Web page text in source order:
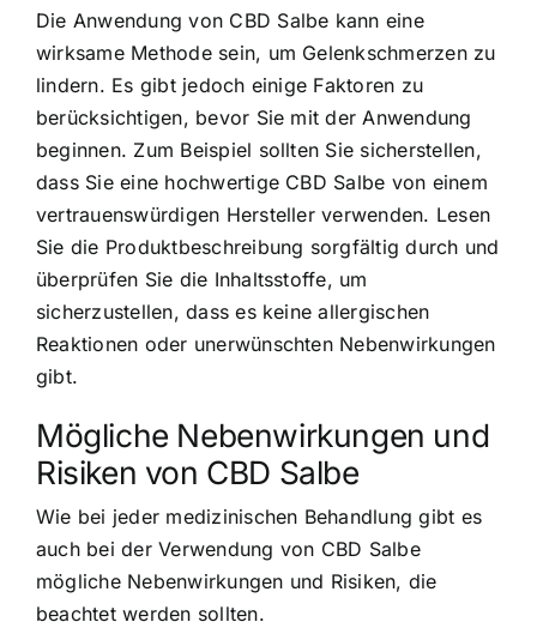
Die Anwendung von CBD Salbe kann eine
wirksame Methode sein, um Gelenkschmerzen zu
lindern. Es gibt jedoch einige Faktoren zu
berücksichtigen, bevor Sie mit der Anwendung
beginnen. Zum Beispiel sollten Sie sicherstellen,
dass Sie eine hochwertige CBD Salbe von einem
vertrauenswürdigen Hersteller verwenden. Lesen
Sie die Produktbeschreibung sorgfältig durch und
überprüfen Sie die Inhaltsstoffe, um
sicherzustellen, dass es keine allergischen
Reaktionen oder unerwünschten Nebenwirkungen
gibt.
Mögliche Nebenwirkungen und
Risiken von CBD Salbe
Wie bei jeder medizinischen Behandlung gibt es
auch bei der Verwendung von CBD Salbe
mögliche Nebenwirkungen und Risiken, die
beachtet werden sollten.